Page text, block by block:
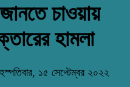
চাওয়ায়
হামলা
১৫ সেপ্টেম্বর ২০২২